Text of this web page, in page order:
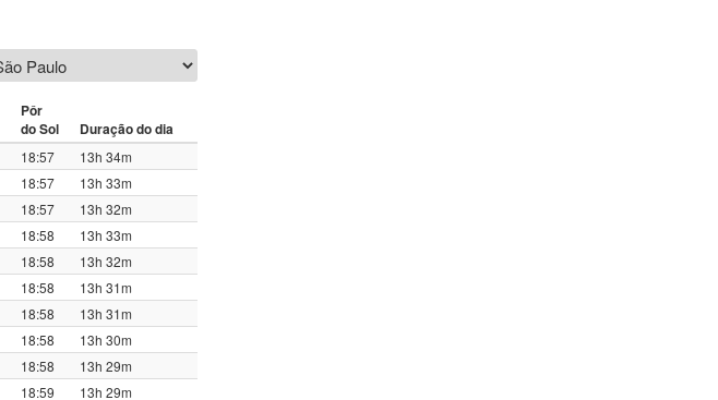
Pôr
do Sol
Duração do dia
18:57
13h 34m
18:57
13h 33m
18:57
13h 32m
18:58
13h 33m
18:58
13h 32m
18:58
13h 31m
18:58
13h 31m
18:58
13h 30m
18:58
13h 29m
18:59
13h 29m